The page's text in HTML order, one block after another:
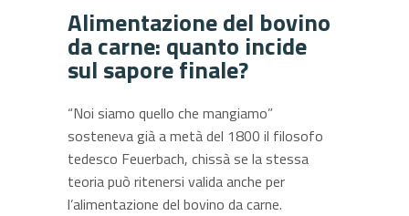
Alimentazione del bovino
da carne: quanto incide
sul sapore finale?
“Noi siamo quello che mangiamo”
sosteneva già a metà del 1800 il filosofo
tedesco Feuerbach, chissà se la stessa
teoria può ritenersi valida anche per
l’alimentazione del bovino da carne.